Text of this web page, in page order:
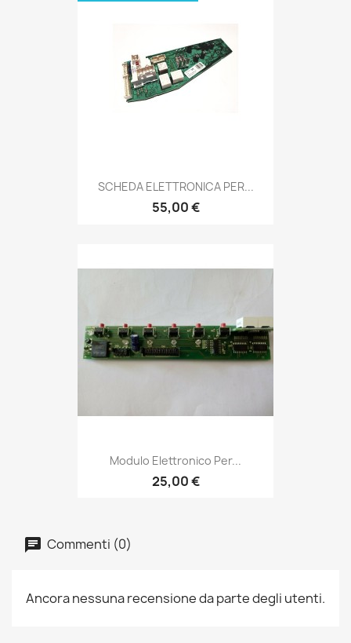
SCHEDA ELETTRONICA PER...
55,00 €
Modulo Elettronico Per...
25,00 €
Commenti (0)
Ancora nessuna recensione da parte degli utenti.